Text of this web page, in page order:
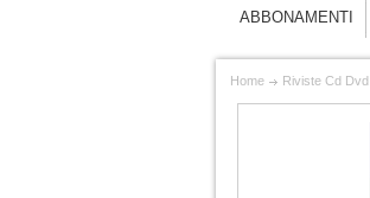
ABBONAMENTI
Home Riviste Cd Dvd